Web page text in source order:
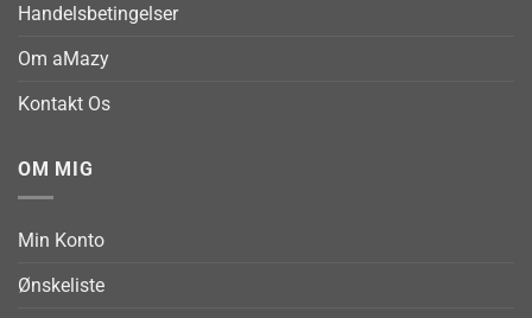
Handelsbetingelser
Om aMazy
Kontakt Os
OM MIG
Min Konto
Ønskeliste